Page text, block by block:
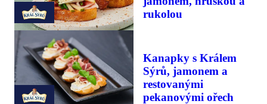
rukolou
Kanapky s Králem
Sýrů, jamonem a
restovanými
pekanovými ořech